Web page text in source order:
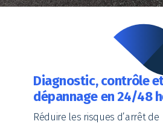
Diagnostic, contrôle
dépannage en 24/48
Réduire les risques d’arrêt de